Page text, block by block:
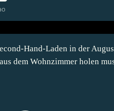
Hand-Laden in der
dem Wohnzimmer holen